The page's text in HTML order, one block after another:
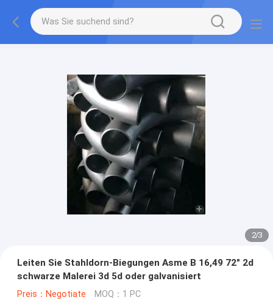
2/3
Leiten Sie Stahldorn-Biegungen Asme B 16,49 72" 2d
schwarze Malerei 3d 5d oder galvanisiert
Preis：Negotiate MOQ：1 PC